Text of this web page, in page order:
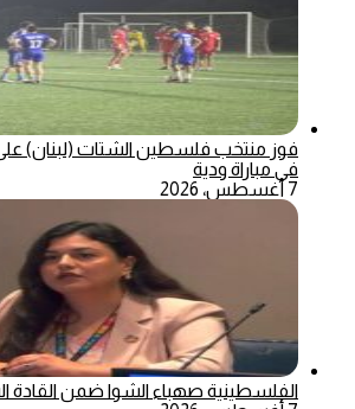
فوز منتخب فلسطين الشتات (لبنان)
في مباراة ودية
7 أغسطس، 2026
الفلسطينية صهباء الشوا ضمن القادة